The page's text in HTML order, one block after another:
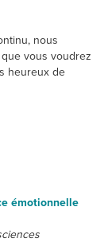
nous
vous voudrez
heureux de
émotionnelle